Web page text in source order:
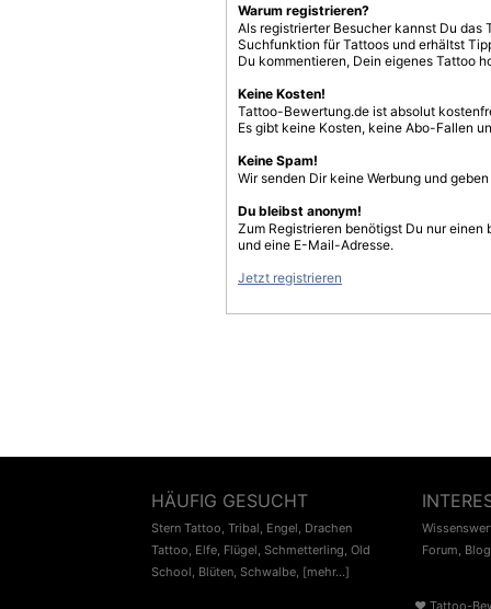
Warum registrieren?
Als registrierter Besucher kannst Du
Suchfunktion für Tattoos und erhältst
Du kommentieren, Dein eigenes Tattoo
Keine Kosten!
Tattoo-Bewertung.de ist absolut
Es gibt keine Kosten, keine Abo-Fallen
Keine Spam!
Wir senden Dir keine Werbung und
Du bleibst anonym!
Zum Registrieren benötigst Du nur einen
und eine E-Mail-Adresse.
Jetzt registrieren
HÄUFIG GESUCHT
Stern Tattoo, Tribal, Engel, Drachen
Tattoo, Elfe, Flügel, Schmetterling, Old
School, Blüten, Schwalbe, [mehr...]
Forum, Blog
♥ Tattoo-